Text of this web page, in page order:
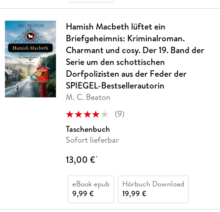
Hamish Macbeth lüftet ein
Briefgeheimnis: Kriminalroman.
Charmant und cosy. Der 19. Band der
Serie um den schottischen
Dorfpolizisten aus der Feder der
SPIEGEL-Bestsellerautorin
M. C. Beaton
(9)
Taschenbuch
Sofort lieferbar
13,00 €*
eBook epub
9,99 €
Hörbuch Download
19,99 €